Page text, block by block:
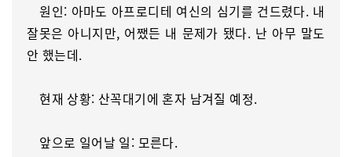
원인: 아마도 아프로디테 여신의 심기를 건드렸다. 내
잘못은 아니지만, 어쨌든 내 문제가 됐다. 난 아무 말도
안 했는데.
현재 상황: 산꼭대기에 혼자 남겨질 예정.
앞으로 일어날 일: 모른다.